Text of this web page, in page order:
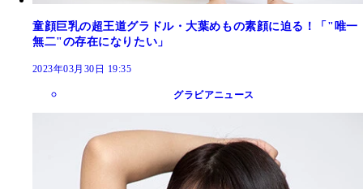
童顔巨乳の超王道グラドル・大葉めもの素顔に迫る！「"唯一
無二"の存在になりたい」
2023年03月30日 19:35
グラビアニュース